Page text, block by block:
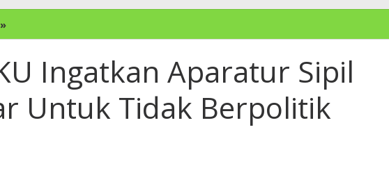
»
OKU
Aparatur
Sipil
Negara
Agar
Ingatkan Aparatur Sipil
Untuk Tidak Berpolitik